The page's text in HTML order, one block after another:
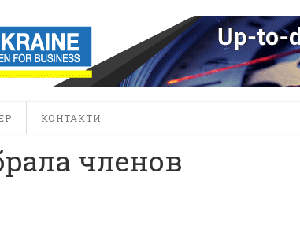
КОНТАКТИ
членов